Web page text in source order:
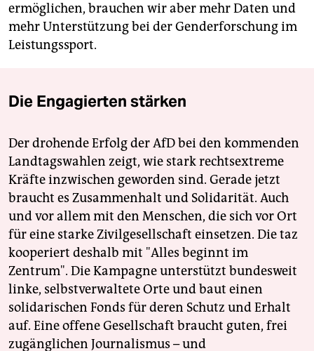
ermöglichen, brauchen wir aber mehr Daten und
mehr Unterstützung bei der Genderforschung im
Leistungssport.
Die Engagierten stärken
Der drohende Erfolg der AfD bei den kommenden
Landtagswahlen zeigt, wie stark rechtsextreme
Kräfte inzwischen geworden sind. Gerade jetzt
braucht es Zusammenhalt und Solidarität. Auch
und vor allem mit den Menschen, die sich vor Ort
für eine starke Zivilgesellschaft einsetzen. Die taz
kooperiert deshalb mit "Alles beginnt im
Zentrum". Die Kampagne unterstützt bundesweit
linke, selbstverwaltete Orte und baut einen
solidarischen Fonds für deren Schutz und Erhalt
auf. Eine offene Gesellschaft braucht guten, frei
zugänglichen Journalismus – und